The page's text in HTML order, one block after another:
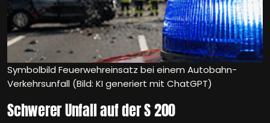
Symbolbild Feuerwehreinsatz bei einem Autobahn-
Verkehrsunfall (Bild: KI generiert mit ChatGPT)
Schwerer Unfall auf der S 200